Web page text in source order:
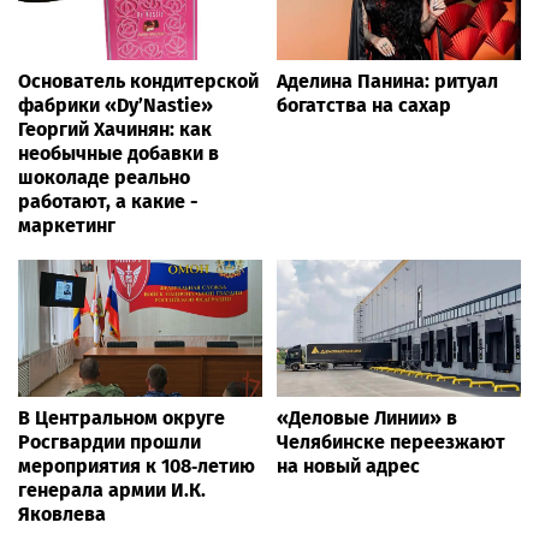
Основатель кондитерской
фабрики «Dy’Nastie»
Георгий Хачинян: как
необычные добавки в
шоколаде реально
работают, а какие -
маркетинг
Аделина Панина: ритуал
богатства на сахар
В Центральном округе
Росгвардии прошли
мероприятия к 108‑летию
генерала армии И.К.
Яковлева
«Деловые Линии» в
Челябинске переезжают
на новый адрес